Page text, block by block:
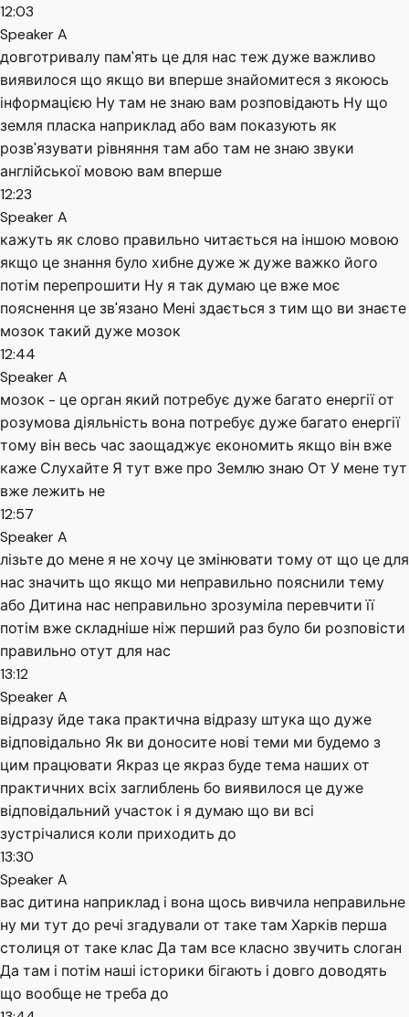
12:03
Speaker A
довготривалу пам'ять це для нас теж дуже важливо
виявилося що якщо ви вперше знайомитеся з якоюсь
інформацією Ну там не знаю вам розповідають Ну що
земля пласка наприклад або вам показують як
розв'язувати рівняння там або там не знаю звуки
англійської мовою вам вперше
12:23
Speaker A
кажуть як слово правильно читається на іншою мовою
якщо це знання було хибне дуже ж дуже важко його
потім перепрошити Ну я так думаю це вже моє
пояснення це зв'язано Мені здається з тим що ви знаєте
мозок такий дуже мозок
12:44
Speaker A
мозок - це орган який потребує дуже багато енергії от
розумова діяльність вона потребує дуже багато енергії
тому він весь час заощаджує економить якщо він вже
каже Слухайте Я тут вже про Землю знаю От У мене тут
вже лежить не
12:57
Speaker A
лізьте до мене я не хочу це змінювати тому от що це для
нас значить що якщо ми неправильно пояснили тему
або Дитина нас неправильно зрозуміла перевчити її
потім вже складніше ніж перший раз було би розповісти
правильно отут для нас
13:12
Speaker A
відразу йде така практична відразу штука що дуже
відповідально Як ви доносите нові теми ми будемо з
цим працювати Якраз це якраз буде тема наших от
практичних всіх заглиблень бо виявилося це дуже
відповідальний участок і я думаю що ви всі
зустрічалися коли приходить до
13:30
Speaker A
вас дитина наприклад і вона щось вивчила неправильне
ну ми тут до речі згадували от таке там Харків перша
столиця от таке клас Да там все класно звучить слоган
Да там і потім наші історики бігають і довго доводять
що вообще не треба до